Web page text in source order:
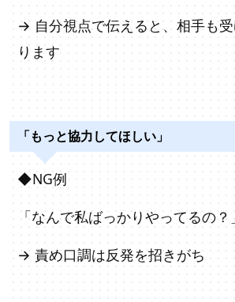
→ 自分視点で伝えると、相手も
ります
「もっと協力してほしい」
◆NG例
「なんで私ばっかりやってるの？
→ 責め口調は反発を招きがち